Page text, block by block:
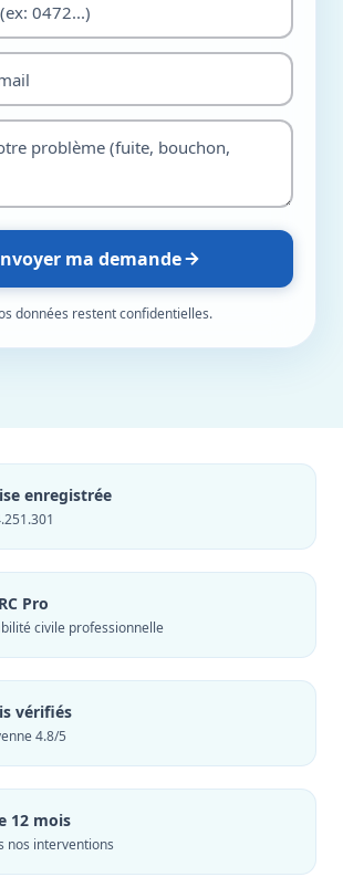
ma demande
données restent confidentielles.
enregistrée
Pro
civile professionnelle
vérifiés
4.8/5
12 mois
nos interventions